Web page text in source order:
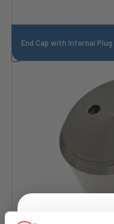
End Cap with Internal Plug